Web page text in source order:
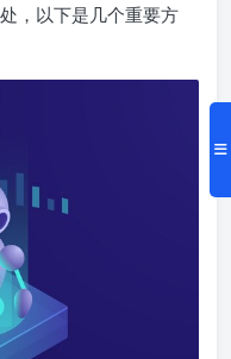
，以下是几个重要方